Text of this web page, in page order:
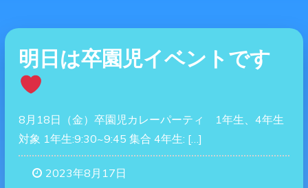
明日は卒園児イベントです
8月18日（金）卒園児カレーパーティ 1年生、4年生
対象 1年生:9:30~9:45 集合 4年生: […]
2023年8月17日